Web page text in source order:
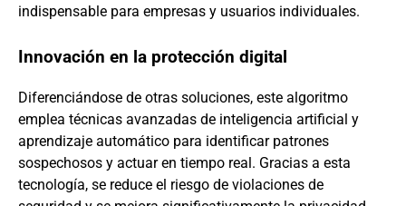
indispensable para empresas y usuarios individuales.
Innovación en la protección digital
Diferenciándose de otras soluciones, este algoritmo
emplea técnicas avanzadas de inteligencia artificial y
aprendizaje automático para identificar patrones
sospechosos y actuar en tiempo real. Gracias a esta
tecnología, se reduce el riesgo de violaciones de